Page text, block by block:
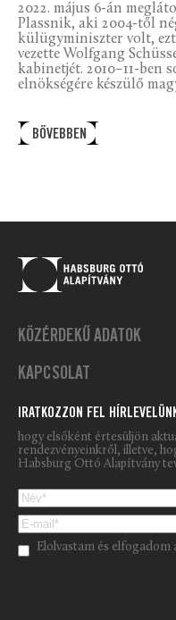
2022. május 6-án
Plassnik, aki 2004-től
külügyminiszter volt, ezt
vezette Wolfgang
kabinetjét. 2010–11-ben
elnökségére készülő
BŐVEBBEN
KÖZÉRDEKŰ ADATOK
KAPCSOLAT
IRATKOZZON FEL
hogy elsőként értesüljön
rendezvényeinkről, illetve,
Habsburg Ottó Alapítvány
Please leave this field
Elolvastam és elfogadom